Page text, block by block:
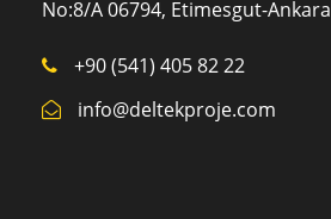
No:8/A 06794, Etimesgut-Ankara
+90 (541) 405 82 22
info@deltekproje.com